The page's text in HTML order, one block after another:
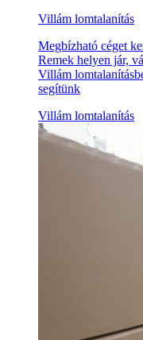
Villám lomtalanítás
Megbízható céget
Remek helyen jár,
Villám
segítünk
Villám lomtalanítás